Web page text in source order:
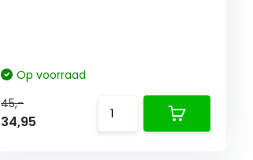
Op voorraad
45,-
34,95